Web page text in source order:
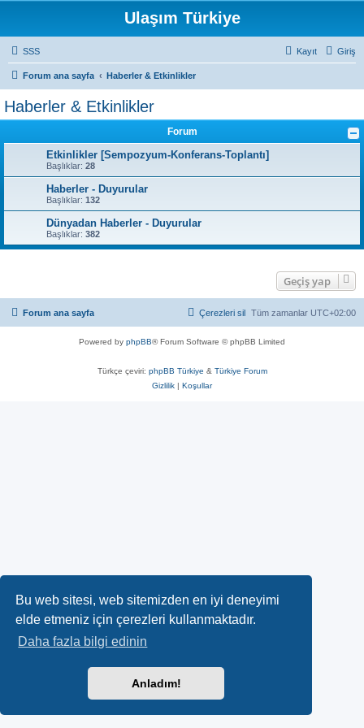
Bu web sitesi, web sitemizden en iyi deneyimi
elde etmeniz için çerezleri kullanmaktadır.
Daha fazla bilgi edinin
Anladım!
Ulaşım Türkiye
SSS Giriş
Kayıt
Forum ana sayfa Haberler & Etkinlikler
Haberler & Etkinlikler
Forum
Etkinlikler [Sempozyum-Konferans-Toplantı]
Başlıklar: 28
Haberler - Duyurular
Başlıklar: 132
Dünyadan Haberler - Duyurular
Başlıklar: 382
Geçiş yap
Forum ana sayfa Tüm zamanlar UTC+02:00
Çerezleri sil
Powered by phpBB® Forum Software © phpBB Limited
Türkçe çeviri: phpBB Türkiye & Türkiye Forum
Gizlilik | Koşullar